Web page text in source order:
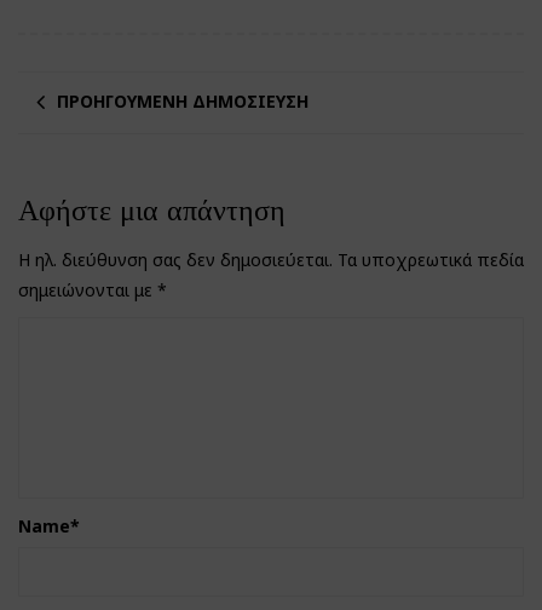
ΠΡΟΗΓΟΎΜΕΝΗ ΔΗΜΟΣΊΕΥΣΗ
Αφήστε μια απάντηση
Η ηλ. διεύθυνση σας δεν δημοσιεύεται. Τα υποχρεωτικά πεδία
σημειώνονται με *
Name*